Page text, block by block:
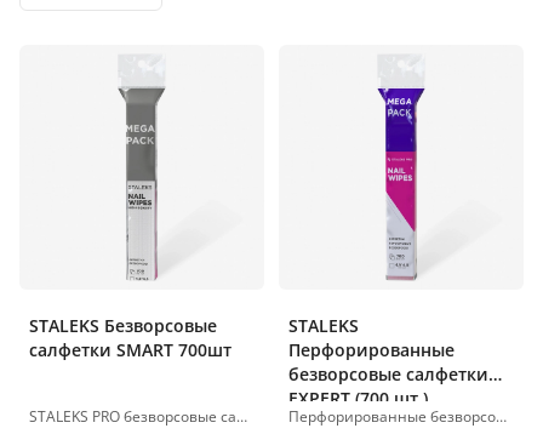
STALEKS Безворсовые
салфетки SMART 700шт
STALEKS PRO безворсовые салфетки SMART WS-700/1 Размер: 4,5 × 4,5 см | Количество в упаковке: 700 шт. Плотные. Прочные. Универсальные. Профессиональные безворсовые салфетки, предназначенные для тщательного обезжиривания ногтевой пластины, работы с плотными материалами, очистки инструментов и кистей, а также для подготовки ногтей к сложным покрытиям. Идеально подходят для всех видов маникюра и педикюра Безворсовая поверхность – гарантирует чистый результат без микроволокон Высокая впитывающая способность Плотность и прочность, облегчающие работу с различными жидкостями и гелями Подходят как для профессионального, так и для домашнего использования Изображения продуктов носят иллюстративный характер. Если у вас есть какие-либо вопросы, мы всегда ждем вашего письма nanatallinn@gmail.com
STALEKS
Перфорированные
безворсовые салфетки
EXPERT (700 шт.)
Перфорированные безворсовые салфетки EXPERT бережно удаляют липкий слой гель-лака, акрила и биогеля. Они также идеально подходят для обезжиривания натуральных и искусственных ногтевых пластин, не оставляя ворса. Используются в профессиональных целях при выполнении маникюра и педикюра, а также для очистки кистей от геля и акрила. Характеристики: Материал: спанбонд. 700 штук в упаковке. Размер салфетки: 4,5*4,5 см. Перфорированный, розовый. Основные характеристики: Абсолютно без ворса. Предназначено для профессионального использования при маникюре и педикюре. Мягкий на ощупь. Высокая влагопоглощающая способность материала. Для очистки ногтевой пластины удалите лак и липкий слой. Для одноразового использования. Абсолютно гигиенично. Изображения продуктов носят иллюстративный характер. Если у вас есть какие-либо вопросы, мы всегда ждем вашего письма nanatallinn@gmail.com